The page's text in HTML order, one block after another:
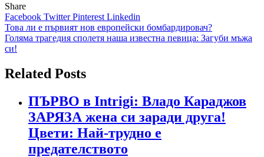
Share
Facebook TwitterPinterest Linkedin
Навигация
Това ли е първият нов европейски бомбардировач?
Голяма трагедия сполетя наша известна певица: Загуби мъжа
си!
Related Posts
ПЪРВО в Intrigi: Владо Караджов
ЗАРЯЗА жена си заради друга!
Цвети: Най-трудно е
предателството